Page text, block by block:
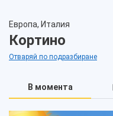
Европа, Италия
Кортино
Отваряй по подразбиране
В момента